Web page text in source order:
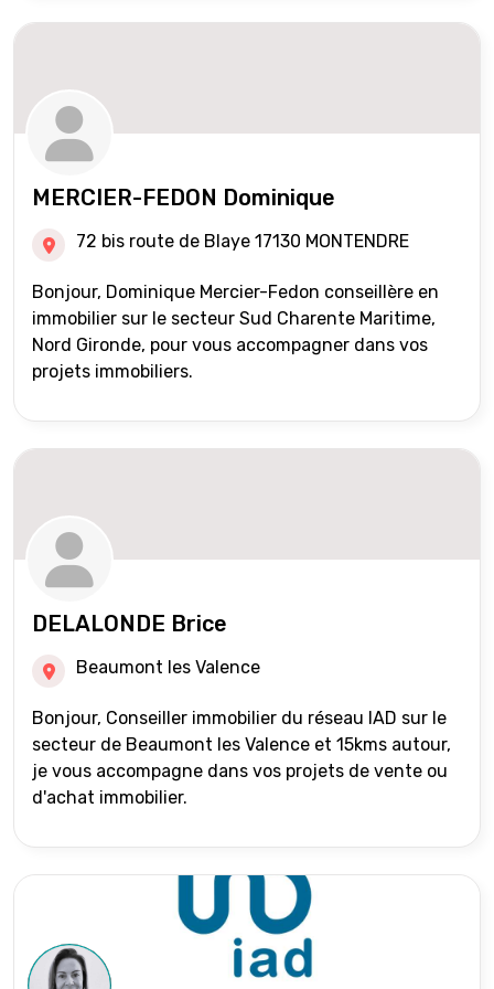
MERCIER-FEDON Dominique
72 bis route de Blaye 17130 MONTENDRE
Bonjour, Dominique Mercier-Fedon conseillère en
immobilier sur le secteur Sud Charente Maritime,
Nord Gironde, pour vous accompagner dans vos
projets immobiliers.
DELALONDE Brice
Beaumont les Valence
Bonjour, Conseiller immobilier du réseau IAD sur le
secteur de Beaumont les Valence et 15kms autour,
je vous accompagne dans vos projets de vente ou
d'achat immobilier.